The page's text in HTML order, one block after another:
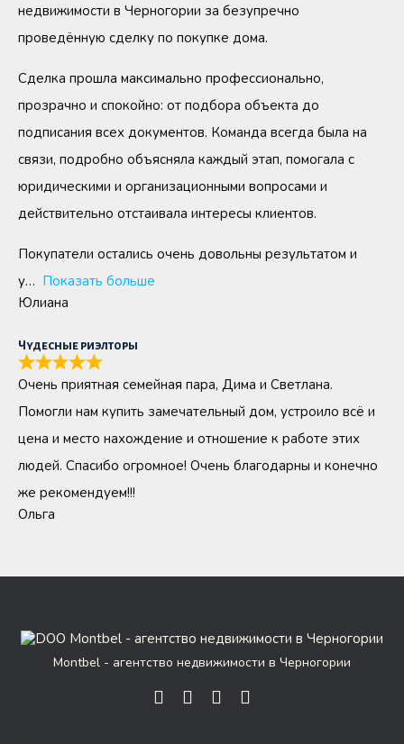
недвижимости в Черногории за безупречно
проведённую сделку по покупке дома.
Сделка прошла максимально профессионально,
прозрачно и спокойно: от подбора объекта до
подписания всех документов. Команда всегда была на
связи, подробно объясняла каждый этап, помогала с
юридическими и организационными вопросами и
действительно отстаивала интересы клиентов.
Покупатели остались очень довольны результатом и
у
Показать больше
Юлиана
Чудесные риэлторы
Очень приятная семейная пара, Дима и Светлана.
Помогли нам купить замечательный дом, устроило всё и
цена и место нахождение и отношение к работе этих
людей. Спасибо огромное! Очень благодарны и конечно
же рекомендуем!!!
Ольга
Montbel - агентство недвижимости в Черногории